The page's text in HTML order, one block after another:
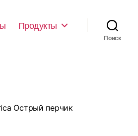
Продукты
Поиск
Острый перчик